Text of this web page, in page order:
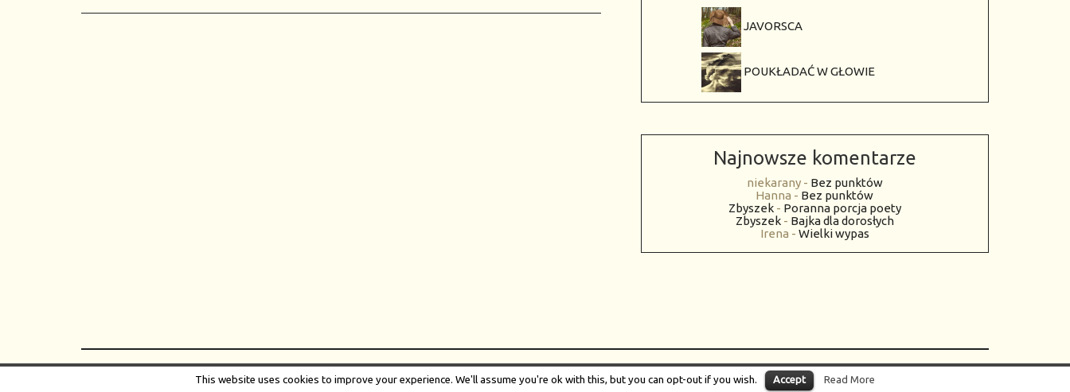
JAVORSCA
POUKŁADAĆ W GŁOWIE
Najnowsze komentarze
niekarany- Bez punktów
Hanna - Bez punktów
Zbyszek- Poranna porcja poety
Zbyszek- Bajka dla dorosłych
Irena - Wielki wypas
Kerinci Lite Themes Awesome © Copyright by niek@rany 2017. All Rights Reserved.
This website uses cookies to improve your experience. We'll assume you're ok with this, but you can opt-out if you wish. Accept Read More